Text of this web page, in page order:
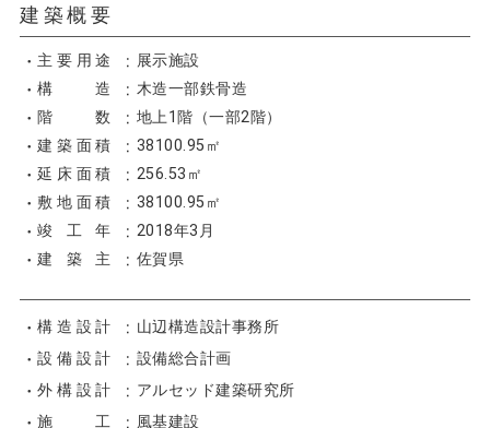
建築概要
主要用途
展示施設
構造
木造一部鉄骨造
階数
地上1階（一部2階）
建築面積
38100.95㎡
延床面積
256.53㎡
敷地面積
38100.95㎡
竣工年
2018年3月
建築主
佐賀県
構造設計
山辺構造設計事務所
設備設計
設備総合計画
外構設計
アルセッド建築研究所
施工
風基建設